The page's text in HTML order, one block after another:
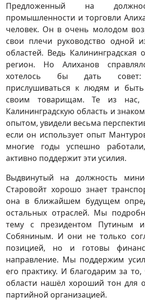
Предложенный на
промышленности и торговли
человек. Он в очень молодом
свои плечи руководство одной
областей. Ведь Калининградская
регион. Но Алиханов
хотелось бы дать совет:
прислушиваться к людям и
своим товарищам. Те из
Калининградскую область и
опытом, увидели весьма
если он использует опыт
многие годы успешно
активно поддержит эти усилия.
Выдвинутый на должность
Старовойт хорошо знает
она в ближайшем будущем
остальных отраслей. Мы
тему с президентом Путиным
Собяниным. И они не только
позицией, но и готовы
направление. Мы поддержим
его практику. И благодарим за
области нашёл хороший тон для
партийной организацией.